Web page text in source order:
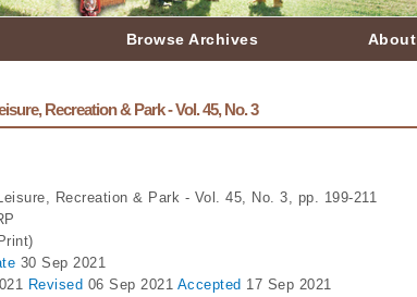
Browse Archives About
Recreation & Park - Vol. 45, No. 3
Recreation & Park - Vol. 45, No. 3, pp. 199-211
30 Sep 2021
Revised 06 Sep 2021 Accepted 17 Sep 2021